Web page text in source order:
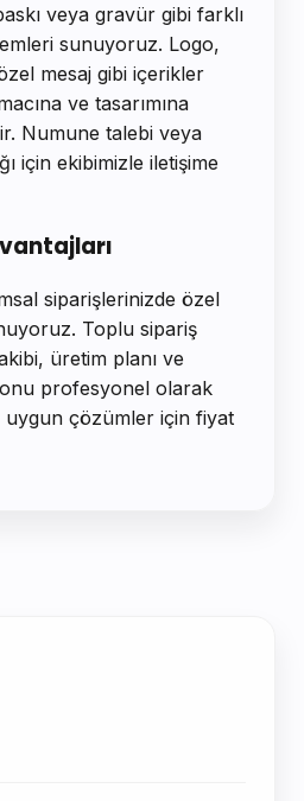
veya gravür gibi farklı
sunuyoruz. Logo,
mesaj gibi içerikler
ve tasarımına
Numune talebi veya
için ekibimizle iletişime
siparişlerinizde özel
Toplu sipariş
üretim planı ve
profesyonel olarak
uygun çözümler için fiyat